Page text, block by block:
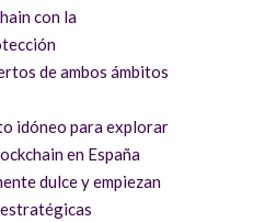
con la
de ambos ámbitos
idóneo para explorar
en España
dulce y empiezan